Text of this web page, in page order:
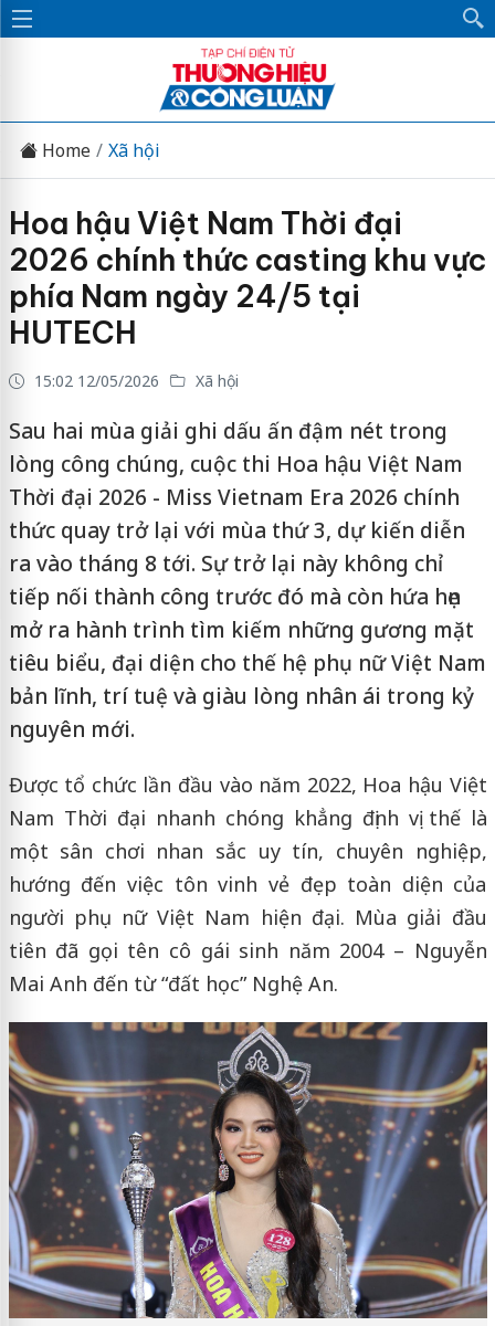
Home Xã hội
Hoa hậu Việt Nam Thời đại
2026 chính thức casting khu vực
phía Nam ngày 24/5 tại
HUTECH
15:02 12/05/2026 Xã hội
Sau hai mùa giải ghi dấu ấn đậm nét trong
lòng công chúng, cuộc thi Hoa hậu Việt Nam
Thời đại 2026 - Miss Vietnam Era 2026 chính
thức quay trở lại với mùa thứ 3, dự kiến diễn
ra vào tháng 8 tới. Sự trở lại này không chỉ
tiếp nối thành công trước đó mà còn hứa hẹn
mở ra hành trình tìm kiếm những gương mặt
tiêu biểu, đại diện cho thế hệ phụ nữ Việt Nam
bản lĩnh, trí tuệ và giàu lòng nhân ái trong kỷ
nguyên mới.
Được tổ chức lần đầu vào năm 2022, Hoa hậu Việt
Nam Thời đại nhanh chóng khẳng định vị thế là
một sân chơi nhan sắc uy tín, chuyên nghiệp,
hướng đến việc tôn vinh vẻ đẹp toàn diện của
người phụ nữ Việt Nam hiện đại. Mùa giải đầu
tiên đã gọi tên cô gái sinh năm 2004 – Nguyễn
Mai Anh đến từ “đất học” Nghệ An.